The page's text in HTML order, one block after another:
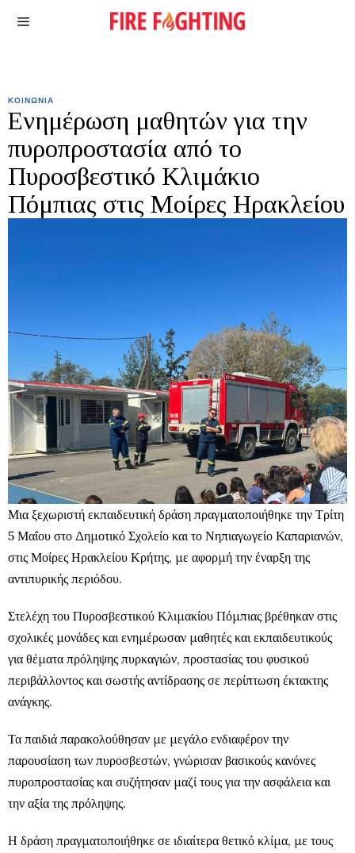
ΚΟΙΝΩΝΙΑ
Ενημέρωση μαθητών για την
πυροπροστασία από το
Πυροσβεστικό Κλιμάκιο
Πόμπιας στις Μοίρες Ηρακλείου
Μια ξεχωριστή εκπαιδευτική δράση πραγματοποιήθηκε την Τρίτη
5 Μαΐου στο Δημοτικό Σχολείο και το Νηπιαγωγείο Καπαριανών,
στις Μοίρες Ηρακλείου Κρήτης, με αφορμή την έναρξη της
αντιπυρικής περιόδου.
Στελέχη του Πυροσβεστικού Κλιμακίου Πόμπιας βρέθηκαν στις
σχολικές μονάδες και ενημέρωσαν μαθητές και εκπαιδευτικούς
για θέματα πρόληψης πυρκαγιών, προστασίας του φυσικού
περιβάλλοντος και σωστής αντίδρασης σε περίπτωση έκτακτης
ανάγκης.
Τα παιδιά παρακολούθησαν με μεγάλο ενδιαφέρον την
παρουσίαση των πυροσβεστών, γνώρισαν βασικούς κανόνες
πυροπροστασίας και συζήτησαν μαζί τους για την ασφάλεια και
την αξία της πρόληψης.
Η δράση πραγματοποιήθηκε σε ιδιαίτερα θετικό κλίμα, με τους